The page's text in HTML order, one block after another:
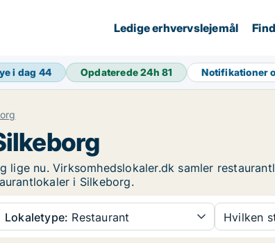
Ledige erhvervslejemål
i dag 44 Opdaterede 24h81 Notifikationer
lige nu. Virksomhedslokaler.dk samler
i Silkeborg.
Lokaletype: Restaurant Hvilken